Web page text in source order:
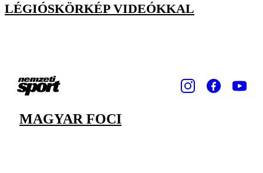
LÉGIÓSKÖRKÉP VIDEÓKKAL
MAGYAR FOCI